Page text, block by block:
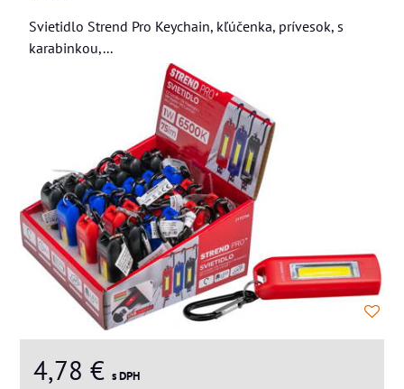
Svietidlo Strend Pro Keychain, kľúčenka, prívesok, s
karabinkou,...
4,78 € s DPH